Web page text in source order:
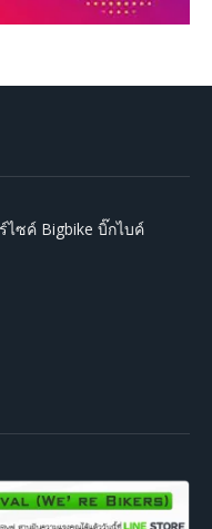
ไซค์ Bigbike บิ๊กไบค์